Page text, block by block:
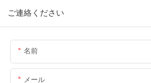
ご連絡ください
名前
メール